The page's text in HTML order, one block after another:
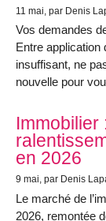
11 mai , par Denis
Vos demandes
Entre application
insuffisant, ne
nouvelle pour
Immobilier
en 2026
9 mai, par Denis
Le marché de
2026, remontée